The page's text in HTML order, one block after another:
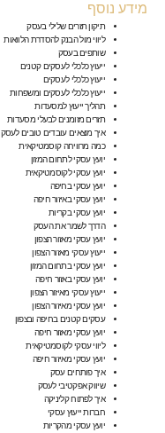
מידע נוסף
תיקון תזרים שלילי בעסק
ליווי מול הבנק להסדרת הלוואות
שותפים בעסק
ייעוץ כלכלי לעסקים קטנים
ייעוץ כלכלי לעסקים
ייעוץ כלכלי לעסקים ומשפחות
תהליך ייעוץ למסעדות
תזרים מזומנים לבעלי מסעדות
איך מוצאים עובדים טובים לעסק
כמה מרוויחה קוסמטיקאית
יועץ עסקי לתחום המזון
יועץ עסקי לקוסמטיקאית
יועץ עסקי בחיפה
יועץ עסקי באיזור חיפה
יועץ עסקי בקריות
הדרך לשמר את העסק
יועץ עסקי מאזור הצפון
ייעוץ עסקי מאזור הצפון
יועץ עסקי בתחום המזון
יועץ עסקי באזור חיפה
ייעוץ עסקי מאיזור הצפון
יועץ עסקי מאיזור הצפון
עסקים קטנים בחיפה ובצפון
יועץ עסקי מאזור חיפה
ליווי עסקי לקוסמטיקאית
יועץ עסקי מאיזור חיפה
איך פותחים עסק
שיווק אפקטיבי לעסק
איך לפתוח קליניקה
חברות ייעוץ עסקי
יועץ עסקי מהקריות